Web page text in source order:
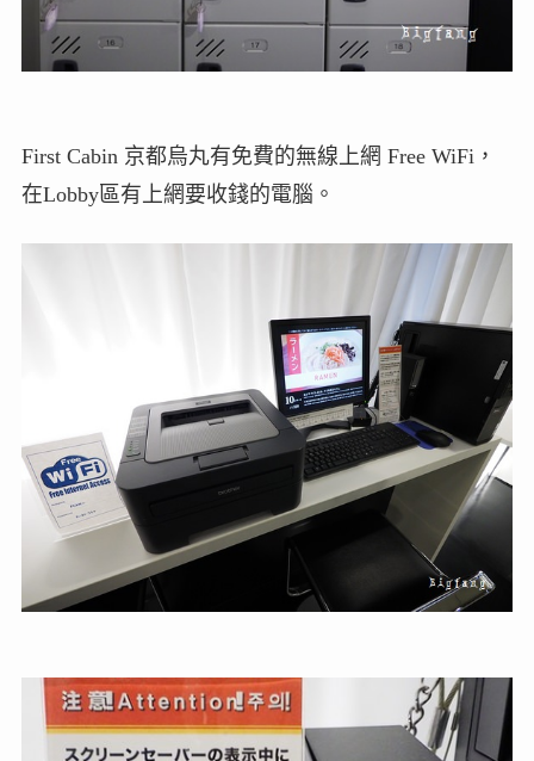
First Cabin 京都烏丸有免費的無線上網 Free WiFi，
在Lobby區有上網要收錢的電腦。